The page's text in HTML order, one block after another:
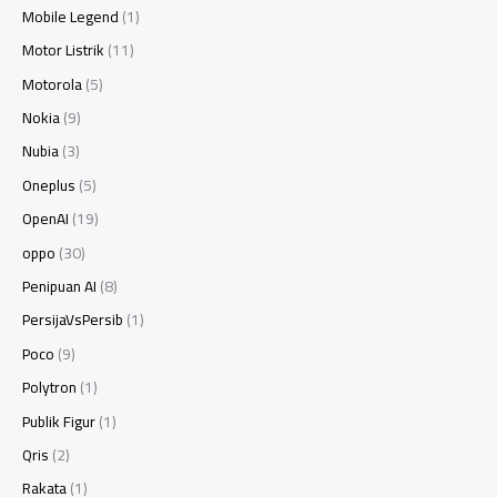
Mobile Legend(1)
Motor Listrik(11)
Motorola(5)
Nokia(9)
Nubia(3)
Oneplus(5)
OpenAI(19)
oppo(30)
Penipuan AI(8)
PersijaVsPersib(1)
Poco(9)
Polytron(1)
Publik Figur(1)
Qris(2)
Rakata(1)